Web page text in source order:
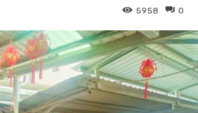
0
5958